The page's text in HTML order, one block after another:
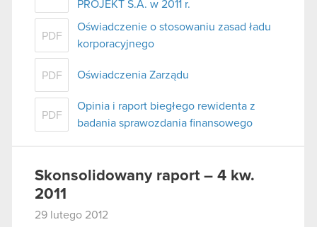
PROJEKT S.A. w 2011 r.
PDF
Oświadczenie o stosowaniu zasad ładu
korporacyjnego
PDF Oświadczenia Zarządu
PDF
Opinia i raport biegłego rewidenta z
badania sprawozdania finansowego
Skonsolidowany raport – 4 kw.
2011
29 lutego 2012